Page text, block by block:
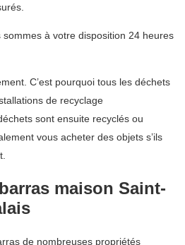
à votre disposition 24 heures
C’est pourquoi tous les déchets
de recyclage
sont ensuite recyclés ou
vous acheter des objets s’ils
maison Saint-
de nombreuses propriétés